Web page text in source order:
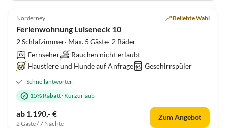
4.8 (10)
Norderney Beliebte Wahl
Ferienwohnung Luiseneck 10
2 Schlafzimmer· Max. 5 Gäste· 2 Bäder
Fernseher
Rauchen nicht erlaubt
Haustiere und Hunde auf Anfrage
Geschirrspüler
Schnellantworter
15% Rabatt· Kurzurlaub
ab 1.190,- €
2 Gäste / 7 Nächte
Zum Angebot